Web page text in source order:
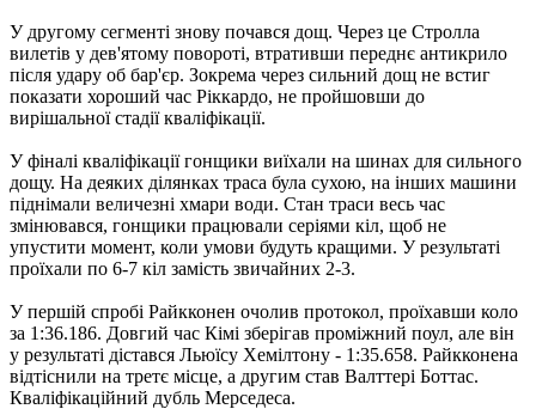
У другому сегменті знову почався дощ. Через це Стролла
вилетів у дев'ятому повороті, втративши переднє антикрило
після удару об бар'єр. Зокрема через сильний дощ не встиг
показати хороший час Ріккардо, не пройшовши до
вирішальної стадії кваліфікації.
У фіналі кваліфікації гонщики виїхали на шинах для сильного
дощу. На деяких ділянках траса була сухою, на інших машини
піднімали величезні хмари води. Стан траси весь час
змінювався, гонщики працювали серіями кіл, щоб не
упустити момент, коли умови будуть кращими. У результаті
проїхали по 6-7 кіл замість звичайних 2-3.
У першій спробі Райкконен очолив протокол, проїхавши коло
за 1:36.186. Довгий час Кімі зберігав проміжний поул, але він
у результаті дістався Льюїсу Хемілтону - 1:35.658. Райкконена
відтіснили на третє місце, а другим став Валттері Боттас.
Кваліфікаційний дубль Мерседеса.